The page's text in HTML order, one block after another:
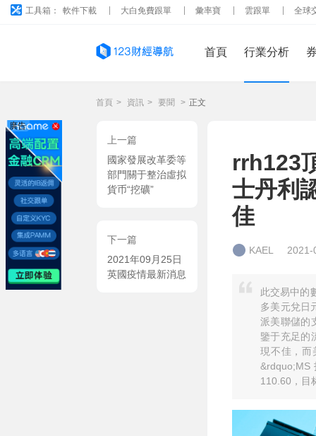
工具箱： 軟件下載 大白免費跟單 彙率寶 雲跟單 全球
首頁 行業分析
首頁 > 資訊 > 要聞 > 正文
上一篇
國家發展改革委等
部門關于整治虛拟
貨币“挖礦”
下一篇
2021年09月25日
英國疫情最新消息
rrh123
士丹利
佳
KAEL 2021-
此交易中的
多美元兌日
派美聯儲的
鑒于充足的
現不佳，而
&rdquo;MS
110.60，目
廣告